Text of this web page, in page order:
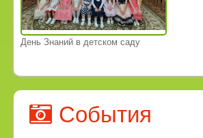
День Знаний в детском саду
События